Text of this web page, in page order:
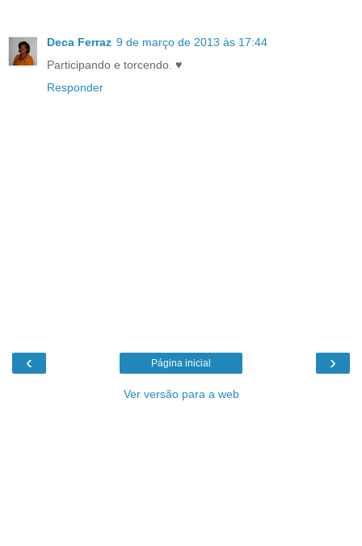
Deca Ferraz 9 de março de 2013 às 17:44
Participando e torcendo. ♥
Responder
‹ ›
Página inicial
Ver versão para a web